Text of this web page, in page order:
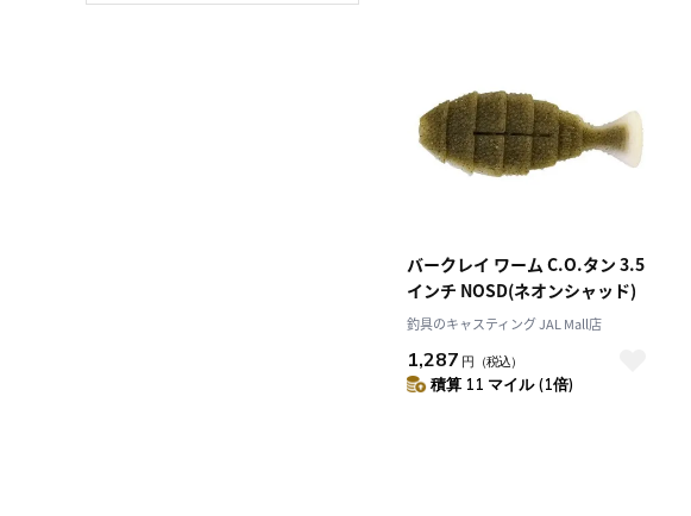
バークレイ ワーム C.O.タン 3.5
インチ NOSD(ネオンシャッド)
釣具のキャスティング JAL Mall店
1,287 円 （税込）
積算 11 マイル (1倍)